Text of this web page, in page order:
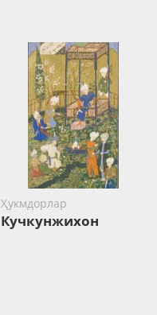
Ҳукмдорлар
Кучкунжихон